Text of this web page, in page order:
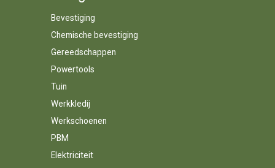
Bevestiging
Chemische bevestiging
Gereedschappen
Powertools
Tuin
Werkkledij
Werkschoenen
PBM
Elektriciteit